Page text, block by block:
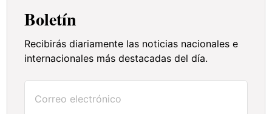
Boletín
Recibirás diariamente las noticias nacionales e
internacionales más destacadas del día.